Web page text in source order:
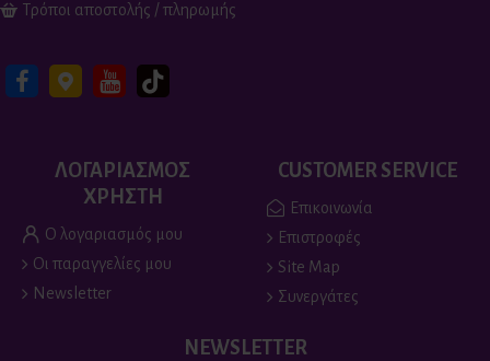
Τρόποι αποστολής / πληρωμής
ΛΟΓΑΡΙΑΣΜΟΣ
ΧΡΗΣΤΗ
Ο λογαριασμός μου
Οι παραγγελίες μου
Newsletter
CUSTOMER SERVICE
Επικοινωνία
Επιστροφές
Site Map
Συνεργάτες
NEWSLETTER